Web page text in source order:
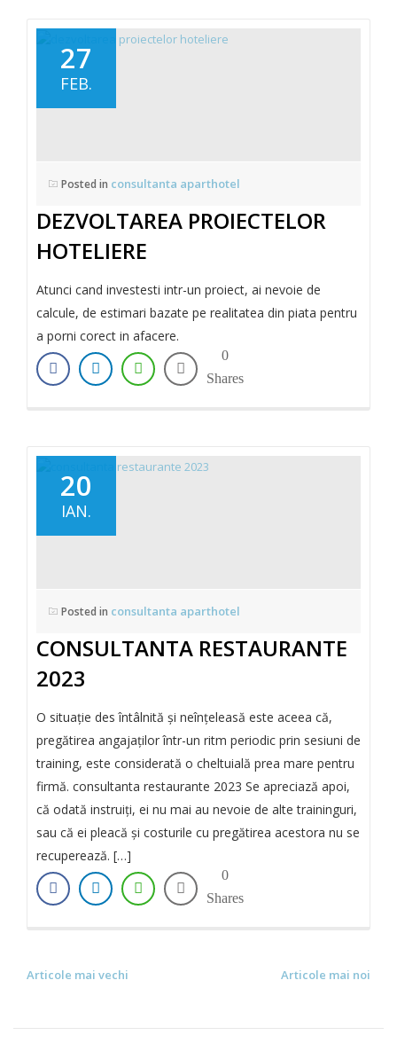
27
FEB.
Posted in consultanta aparthotel
DEZVOLTAREA PROIECTELOR
HOTELIERE
Atunci cand investesti intr-un proiect, ai nevoie de
calcule, de estimari bazate pe realitatea din piata pentru
a porni corect in afacere.
0
Shares
20
IAN.
Posted in consultanta aparthotel
CONSULTANTA RESTAURANTE
2023
O situaţie des întâlnită și neînțeleasă este aceea că,
pregătirea angajaților într-un ritm periodic prin sesiuni de
training, este considerată o cheltuială prea mare pentru
firmă. consultanta restaurante 2023 Se apreciază apoi,
că odată instruiţi, ei nu mai au nevoie de alte traininguri,
sau că ei pleacă şi costurile cu pregătirea acestora nu se
recuperează. […]
0
Shares
Articole mai vechi Articole mai noi